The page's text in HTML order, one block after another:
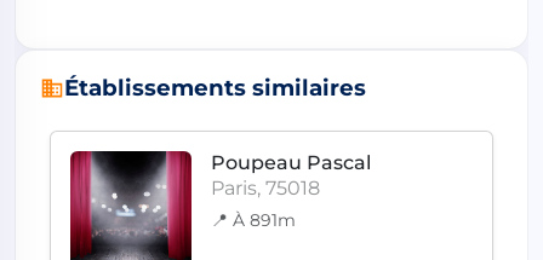
Établissements similaires
Poupeau Pascal
Paris, 75018
📍 À 891m